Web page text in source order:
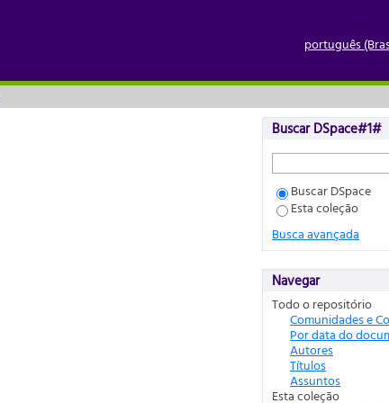
português
Buscar DSpace#1#
Buscar DSpace
Esta coleção
Busca avançada
Navegar
Todo o repositório
Comunidades e
Por data do
Autores
Títulos
Assuntos
Esta coleção